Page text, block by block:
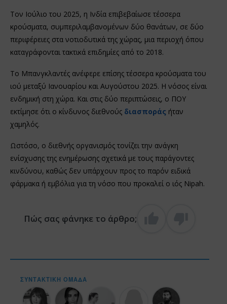
Τον Ιούλιο του 2025, η Ινδία επιβεβαίωσε τέσσερα
κρούσματα, συμπεριλαμβανομένων δύο θανάτων, σε δύο
περιφέρειες στα νοτιοδυτικά της χώρας, μια περιοχή όπου
καταγράφονται τακτικά επιδημίες από το 2018.
Το Μπανγκλαντές ανέφερε επίσης τέσσερα κρούσματα του
ιού μεταξύ Ιανουαρίου και Αυγούστου 2025. Η νόσος είναι
ενδημική στη χώρα. Και στις δύο περιπτώσεις, ο ΠΟΥ
εκτίμησε ότι ο κίνδυνος διεθνούς διασποράς ήταν
χαμηλός.
Ωστόσο, ο διεθνής οργανισμός τονίζει την ανάγκη
ενίσχυσης της ενημέρωσης σχετικά με τους παράγοντες
κινδύνου, καθώς δεν υπάρχουν προς το παρόν ειδικά
φάρμακα ή εμβόλια για τη νόσο που προκαλεί ο ιός Nipah.
Πώς σας φάνηκε το άρθρο;
ΣΥΝΤΑΚΤΙΚΉ ΟΜΆΔΑ